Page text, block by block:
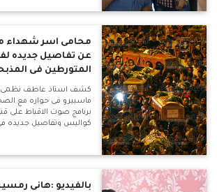
محامى اسر شهداء
عن تفاصيل جديده
المتورطين فى
كشف استاذ عاطف نظمى
ماسبيرو فى حواره مع
برنامج صوت الاقباط على
كواليس وتفاصيل جديده
بالفيديو :هانى